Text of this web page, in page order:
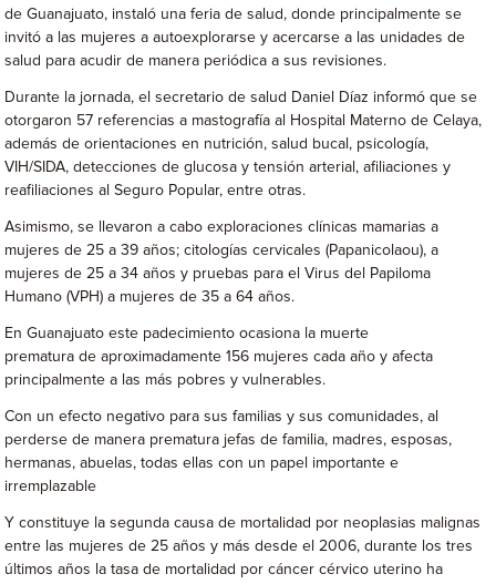
de Guanajuato, instaló una feria de salud, donde principalmente se
invitó a las mujeres a autoexplorarse y acercarse a las unidades de
salud para acudir de manera periódica a sus revisiones.
Durante la jornada, el secretario de salud Daniel Díaz informó que se
otorgaron 57 referencias a mastografía al Hospital Materno de Celaya,
además de orientaciones en nutrición, salud bucal, psicología,
VIH/SIDA, detecciones de glucosa y tensión arterial, afiliaciones y
reafiliaciones al Seguro Popular, entre otras.
Asimismo, se llevaron a cabo exploraciones clínicas mamarias a
mujeres de 25 a 39 años; citologías cervicales (Papanicolaou), a
mujeres de 25 a 34 años y pruebas para el Virus del Papiloma
Humano (VPH) a mujeres de 35 a 64 años.
En Guanajuato este padecimiento ocasiona la muerte
prematura de aproximadamente 156 mujeres cada año y afecta
principalmente a las más pobres y vulnerables.
Con un efecto negativo para sus familias y sus comunidades, al
perderse de manera prematura jefas de familia, madres, esposas,
hermanas, abuelas, todas ellas con un papel importante e
irremplazable
Y constituye la segunda causa de mortalidad por neoplasias malignas
entre las mujeres de 25 años y más desde el 2006, durante los tres
últimos años la tasa de mortalidad por cáncer cérvico uterino ha